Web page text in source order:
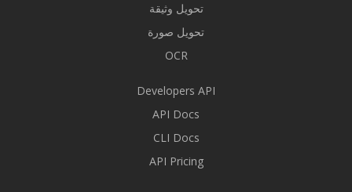
تحويل وثيقة
تحويل صورة
OCR
Developers API
API Docs
CLI Docs
API Pricing